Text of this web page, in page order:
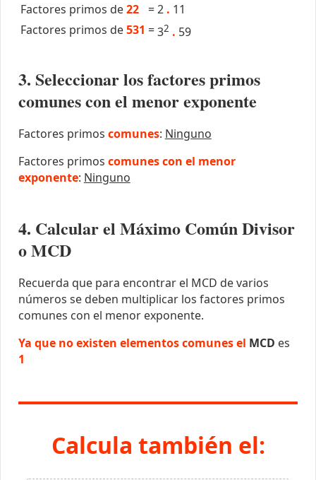
Factores primos de22 =2 . 11
Factores primos de531 =32 . 59
3. Seleccionar los factores primos
comunes con el menor exponente
Factores primos comunes: Ninguno
Factores primos comunes con el menor
exponente: Ninguno
4. Calcular el Máximo Común Divisor
o MCD
Recuerda que para encontrar el MCD de varios
números se deben multiplicar los factores primos
comunes con el menor exponente.
Ya que no existen elementos comunes el MCD es
1
Calcula también el: